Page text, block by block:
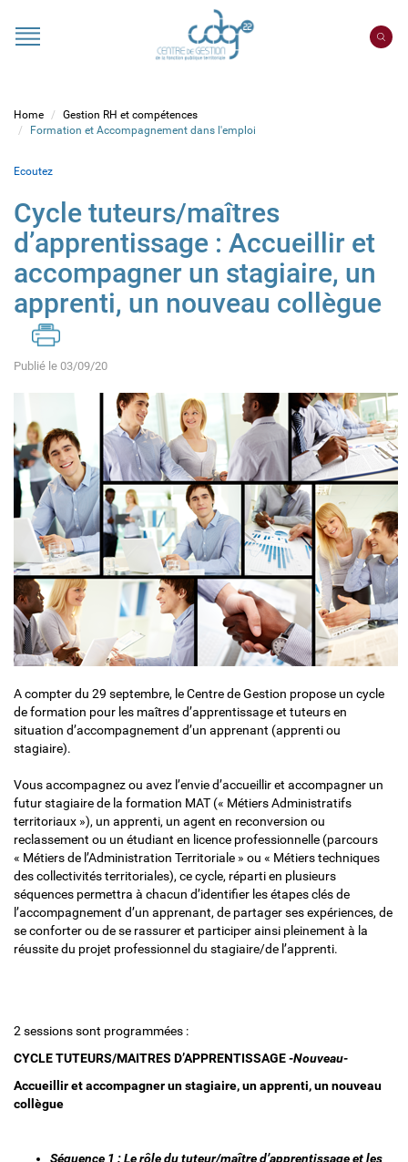
CDG
Home
Gestion RH et compétences
Formation et Accompagnement dans l'emploi
Ecoutez
Cycle tuteurs/maîtres
d’apprentissage : Accueillir et
accompagner un stagiaire, un
apprenti, un nouveau collègue
Publié le 03/09/20
A compter du 29 septembre, le Centre de Gestion propose un cycle
de formation pour les maîtres d’apprentissage et tuteurs en
situation d’accompagnement d’un apprenant (apprenti ou
stagiaire).
Vous accompagnez ou avez l’envie d’accueillir et accompagner un
futur stagiaire de la formation MAT (« Métiers Administratifs
territoriaux »), un apprenti, un agent en reconversion ou
reclassement ou un étudiant en licence professionnelle (parcours
« Métiers de l’Administration Territoriale » ou « Métiers techniques
des collectivités territoriales), ce cycle, réparti en plusieurs
séquences permettra à chacun d’identifier les étapes clés de
l’accompagnement d’un apprenant, de partager ses expériences, de
se conforter ou de se rassurer et participer ainsi pleinement à la
réussite du projet professionnel du stagiaire/de l’apprenti.
2 sessions sont programmées :
CYCLE TUTEURS/MAITRES D’APPRENTISSAGE-Nouveau-
Accueillir et accompagner un stagiaire, un apprenti, un nouveau
collègue
Séquence 1 :Le rôle du tuteur/maître d’apprentissage et les